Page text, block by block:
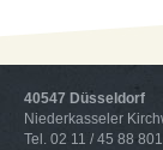
40547 Düsseldorf
Niederkasseler
Tel. 02 11 / 45 88 801